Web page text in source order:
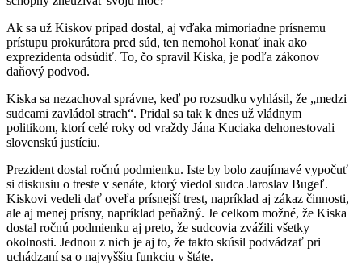
Ak sa už Kiskov prípad dostal, aj vďaka mimoriadne prísnemu
prístupu prokurátora pred súd, ten nemohol konať inak ako
exprezidenta odsúdiť. To, čo spravil Kiska, je podľa zákonov
daňový podvod.
Kiska sa nezachoval správne, keď po rozsudku vyhlásil, že „medzi
sudcami zavládol strach“. Pridal sa tak k dnes už vládnym
politikom, ktorí celé roky od vraždy Jána Kuciaka dehonestovali
slovenskú justíciu.
Prezident dostal ročnú podmienku. Iste by bolo zaujímavé vypočuť
si diskusiu o treste v senáte, ktorý viedol sudca Jaroslav Bugeľ.
Kiskovi vedeli dať oveľa prísnejší trest, napríklad aj zákaz činnosti,
ale aj menej prísny, napríklad peňažný. Je celkom možné, že Kiska
dostal ročnú podmienku aj preto, že sudcovia zvážili všetky
okolnosti. Jednou z nich je aj to, že takto skúsil podvádzať pri
uchádzaní sa o najvyššiu funkciu v štáte.